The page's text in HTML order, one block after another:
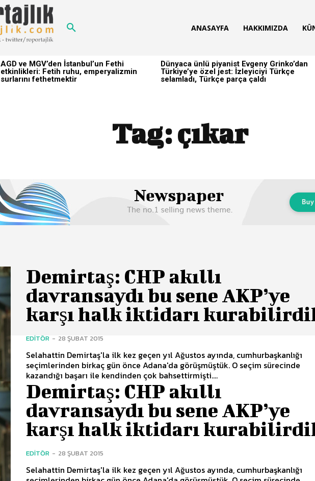
ANASAYFA HAKKIMIZDA
AGD ve MGV’den İstanbul’un Fethi
etkinlikleri: Fetih ruhu, emperyalizmin
surlarını fethetmektir
Dünyaca ünlü piyanist Evgeny Grinko’dan
Türkiye’ye özel jest: İzleyiciyi Türkçe
selamladı, Türkçe parça çaldı
Tag:çıkar
Demirtaş: CHP akıllı
davransaydı bu sene AKP’ye
karşı halk iktidarı
EDITÖR - 28 ŞUBAT 2015
Selahattin Demirtaş'la ilk kez geçen yıl Ağustos ayında, cumhurbaşkanlığı
seçimlerinden birkaç gün önce Adana'da görüşmüştük. O seçim sürecinde
kazandığı başarı ile kendinden çok bahsettirmişti....
Demirtaş: CHP akıllı
davransaydı bu sene AKP’ye
karşı halk iktidarı
EDITÖR - 28 ŞUBAT 2015
Selahattin Demirtaş'la ilk kez geçen yıl Ağustos ayında, cumhurbaşkanlığı